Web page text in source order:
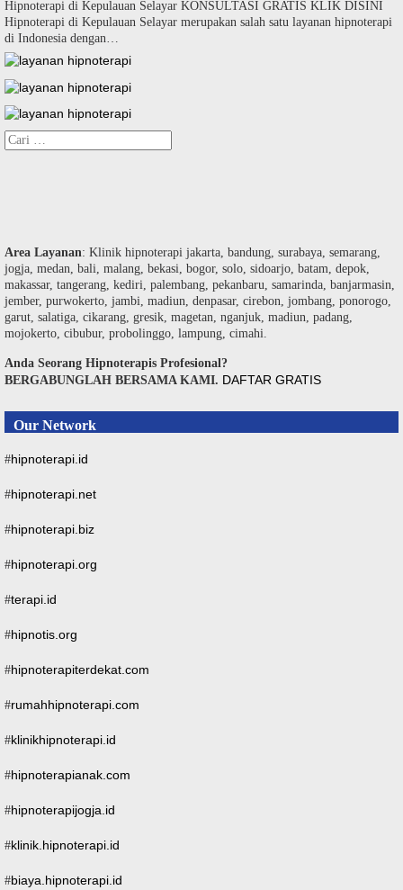
Hipnoterapi di Kepulauan Selayar KONSULTASI GRATIS KLIK DISINI
Hipnoterapi di Kepulauan Selayar merupakan salah satu layanan hipnoterapi
di Indonesia dengan…
Cari
untuk:
Area Layanan: Klinik hipnoterapi jakarta, bandung, surabaya, semarang,
jogja, medan, bali, malang, bekasi, bogor, solo, sidoarjo, batam, depok,
makassar, tangerang, kediri, palembang, pekanbaru, samarinda, banjarmasin,
jember, purwokerto, jambi, madiun, denpasar, cirebon, jombang, ponorogo,
garut, salatiga, cikarang, gresik, magetan, nganjuk, madiun, padang,
mojokerto, cibubur, probolinggo, lampung, cimahi.
Anda Seorang Hipnoterapis Profesional?
BERGABUNGLAH BERSAMA KAMI. DAFTAR GRATIS
Our Network
#hipnoterapi.id
#hipnoterapi.net
#hipnoterapi.biz
#hipnoterapi.org
#terapi.id
#hipnotis.org
#hipnoterapiterdekat.com
#rumahhipnoterapi.com
#klinikhipnoterapi.id
#hipnoterapianak.com
#hipnoterapijogja.id
#klinik.hipnoterapi.id
#biaya.hipnoterapi.id